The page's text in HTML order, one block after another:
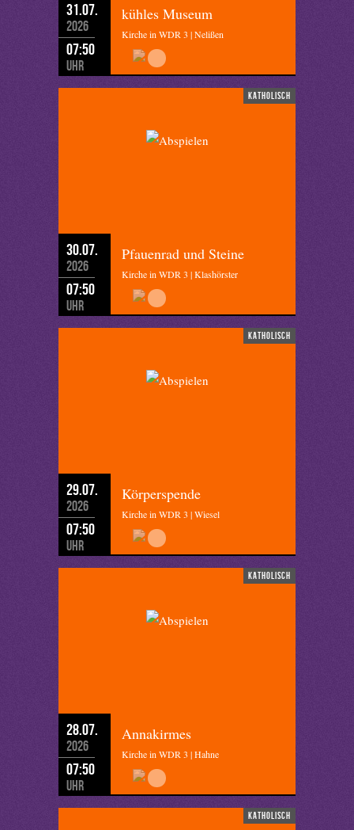
31.07.
2026
07:50
Uhr
kühles Museum
Kirche in WDR 3 | Nelißen
katholisch
30.07.
2026
07:50
Uhr
Pfauenrad und Steine
Kirche in WDR 3 | Klashörster
katholisch
29.07.
2026
07:50
Uhr
Körperspende
Kirche in WDR 3 | Wiesel
katholisch
28.07.
2026
07:50
Uhr
Annakirmes
Kirche in WDR 3 | Hahne
katholisch